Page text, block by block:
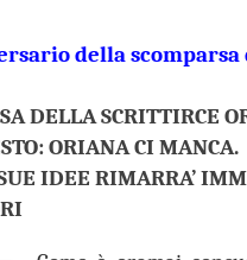
della scomparsa
DELLA SCRITTIRCE
ORIANA CI MANCA.
IDEE RIMARRA’
SMANTELLAMENTO